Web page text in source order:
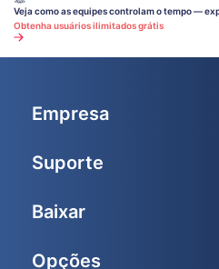
Veja como as equipes controlam o tempo —
Obtenha usuários ilimitados grátis
Empresa
Suporte
Baixar
Opções